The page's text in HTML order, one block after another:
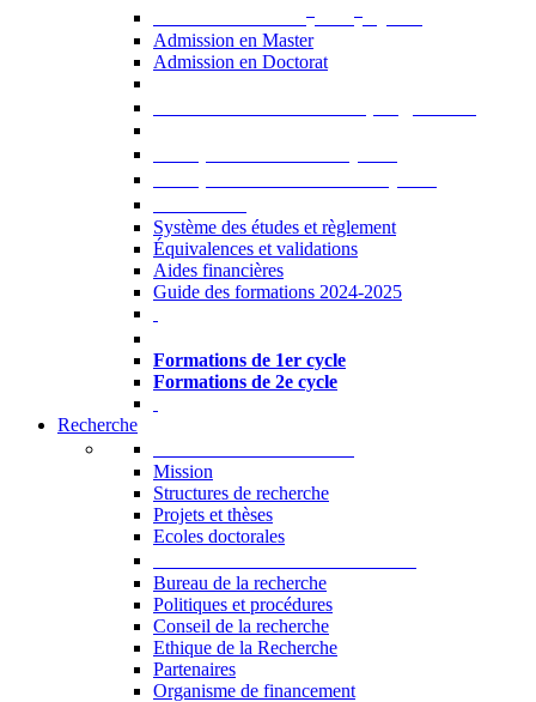
Admission en Master
Admission en Doctorat
Système des études et règlement
Équivalences et validations
Aides financières
Guide des formations 2024-2025
Formations de 1er cycle
Formations de 2e cycle
Recherche
Mission
Structures de recherche
Projets et thèses
Ecoles doctorales
Bureau de la recherche
Politiques et procédures
Conseil de la recherche
Ethique de la Recherche
Partenaires
Organisme de financement